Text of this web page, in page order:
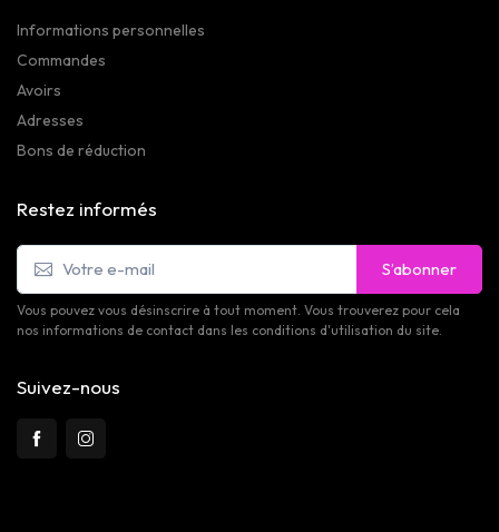
Informations personnelles
Commandes
Avoirs
Adresses
Bons de réduction
Restez informés
S’abonner
Vous pouvez vous désinscrire à tout moment. Vous trouverez pour cela
nos informations de contact dans les conditions d'utilisation du site.
Suivez-nous